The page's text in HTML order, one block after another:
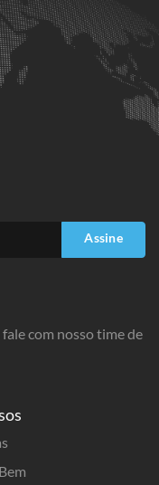
Assine
com nosso time de